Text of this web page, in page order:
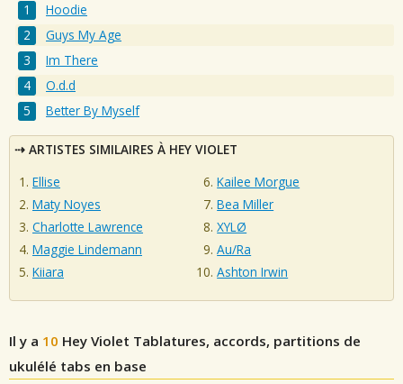
Hoodie
Guys My Age
Im There
O.d.d
Better By Myself
ARTISTES SIMILAIRES À HEY VIOLET
Ellise
Maty Noyes
Charlotte Lawrence
Maggie Lindemann
Kiiara
Kailee Morgue
Bea Miller
XYLØ
Au/Ra
Ashton Irwin
Il y a 10 Hey Violet Tablatures, accords, partitions de
ukulélé tabs en base